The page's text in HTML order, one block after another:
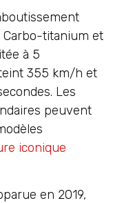
Carbo-titanium et
à 5
355 km/h et
Les
peuvent
iconique
en 2019,